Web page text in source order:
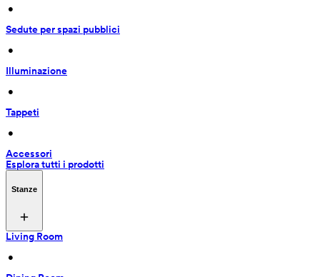
•
Sedute per spazi pubblici
•
Illuminazione
•
Tappeti
•
Accessori
Esplora tutti i prodotti
Stanze
Living Room
•